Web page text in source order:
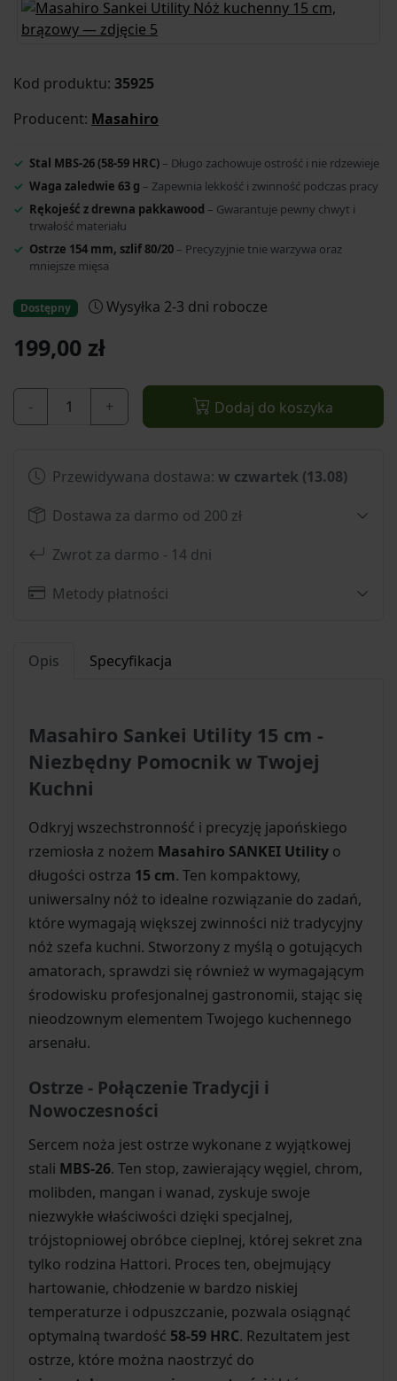
Kod produktu: 35925
Producent: Masahiro
Stal MBS-26 (58-59 HRC) – Długo zachowuje ostrość i nie rdzewieje
Waga zaledwie 63 g – Zapewnia lekkość i zwinność podczas pracy
Rękojeść z drewna pakkawood – Gwarantuje pewny chwyt i
trwałość materiału
Ostrze 154 mm, szlif 80/20 – Precyzyjnie tnie warzywa oraz
mniejsze mięsa
Dostępny Wysyłka 2-3 dni robocze
199,00 zł
- + Dodaj do koszyka
Przewidywana dostawa: w czwartek (13.08)
Dostawa za darmo od 200 zł
Zwrot za darmo - 14 dni
Metody płatności
Opis Specyfikacja
Masahiro Sankei Utility 15 cm -
Niezbędny Pomocnik w Twojej
Kuchni
Odkryj wszechstronność i precyzję japońskiego
rzemiosła z nożem Masahiro SANKEI Utility o
długości ostrza 15 cm. Ten kompaktowy,
uniwersalny nóż to idealne rozwiązanie do zadań,
które wymagają większej zwinności niż tradycyjny
nóż szefa kuchni. Stworzony z myślą o gotujących
amatorach, sprawdzi się również w wymagającym
środowisku profesjonalnej gastronomii, stając się
nieodzownym elementem Twojego kuchennego
arsenału.
Ostrze - Połączenie Tradycji i
Nowoczesności
Sercem noża jest ostrze wykonane z wyjątkowej
stali MBS-26. Ten stop, zawierający węgiel, chrom,
molibden, mangan i wanad, zyskuje swoje
niezwykłe właściwości dzięki specjalnej,
trójstopniowej obróbce cieplnej, której sekret zna
tylko rodzina Hattori. Proces ten, obejmujący
hartowanie, chłodzenie w bardzo niskiej
temperaturze i odpuszczanie, pozwala osiągnąć
optymalną twardość 58-59 HRC. Rezultatem jest
ostrze, które można naostrzyć do